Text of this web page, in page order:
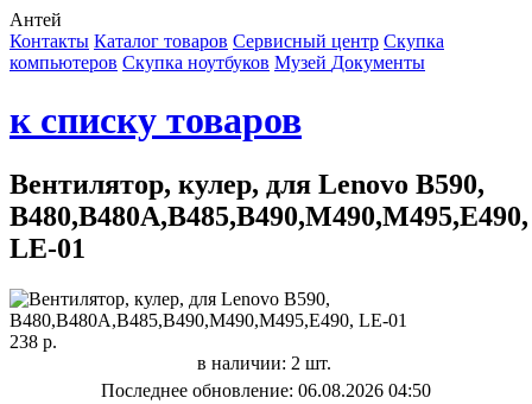
Антей
Контакты Каталог товаров Сервисный центр Cкупка
компьютеров Cкупка ноутбуков Музей Документы
к списку товаров
Вентилятор, кулер, для Lenovo B590,
B480,B480A,B485,B490,M490,M495,E490,
LE-01
238 р.
в наличии: 2 шт.
Последнее обновление: 06.08.2026 04:50